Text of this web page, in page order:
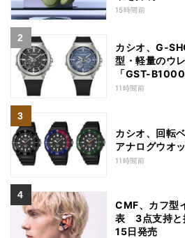
15時間前
カシオ、G-
型・軽量のウ
「GST-B1000
11時間前
カシオ、回転
アナログウオ
11時間前
CMF、カフ型
表 3点支持と
15日発売